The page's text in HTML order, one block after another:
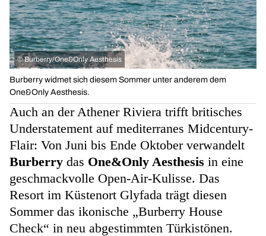
© Burberry/One&Only Aesthesis
Burberry widmet sich diesem Sommer unter anderem dem
One&Only Aesthesis.
Auch an der Athener Riviera trifft britisches
Understatement auf mediterranes Midcentury-
Flair: Von Juni bis Ende Oktober verwandelt
Burberry das One&Only Aesthesis in eine
geschmackvolle Open-Air-Kulisse. Das
Resort im Küstenort Glyfada trägt diesen
Sommer das ikonische „Burberry House
Check“ in neu abgestimmten Türkistönen.